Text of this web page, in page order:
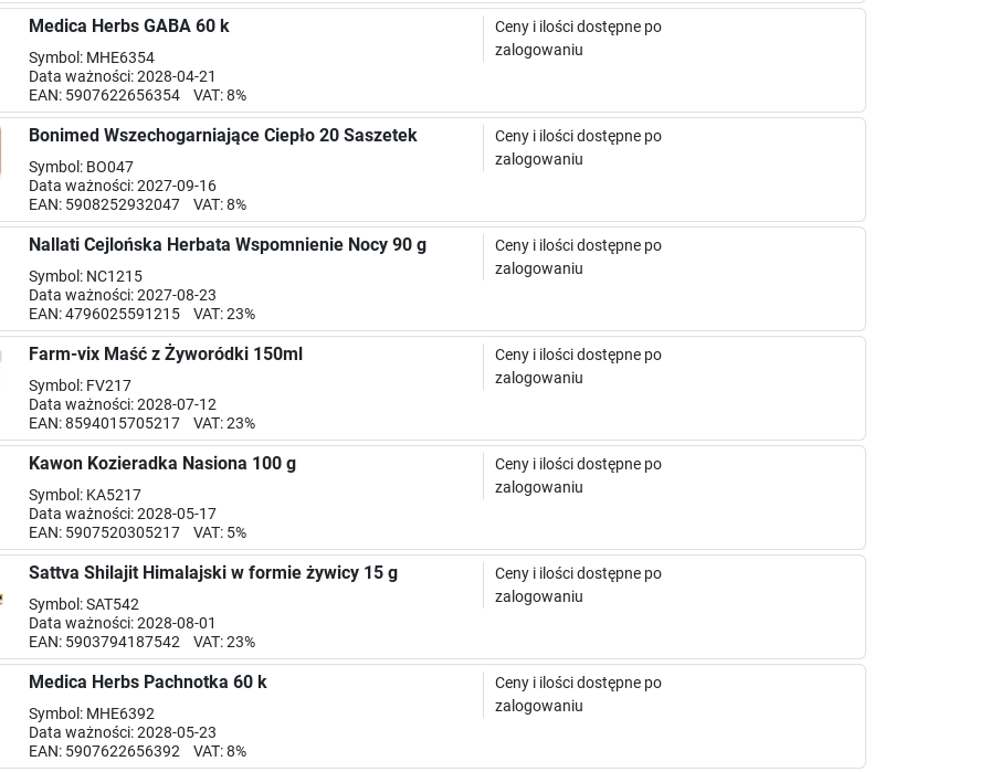
Medica Herbs GABA 60 k
Symbol: MHE6354
Data ważności: 2028-04-21
EAN: 5907622656354 VAT: 8%
Ceny i ilości dostępne po
zalogowaniu
Bonimed Wszechogarniające Ciepło 20 Saszetek
Symbol: BO047
Data ważności: 2027-09-16
EAN: 5908252932047 VAT: 8%
Ceny i ilości dostępne po
zalogowaniu
Nallati Cejlońska Herbata Wspomnienie Nocy 90 g
Symbol: NC1215
Data ważności: 2027-08-23
EAN: 4796025591215 VAT: 23%
Ceny i ilości dostępne po
zalogowaniu
Farm-vix Maść z Żyworódki 150ml
Symbol: FV217
Data ważności: 2028-07-12
EAN: 8594015705217 VAT: 23%
Ceny i ilości dostępne po
zalogowaniu
Kawon Kozieradka Nasiona 100 g
Symbol: KA5217
Data ważności: 2028-05-17
EAN: 5907520305217 VAT: 5%
Ceny i ilości dostępne po
zalogowaniu
Sattva Shilajit Himalajski w formie żywicy 15 g
Symbol: SAT542
Data ważności: 2028-08-01
EAN: 5903794187542 VAT: 23%
Ceny i ilości dostępne po
zalogowaniu
Medica Herbs Pachnotka 60 k
Symbol: MHE6392
Data ważności: 2028-05-23
EAN: 5907622656392 VAT: 8%
Ceny i ilości dostępne po
zalogowaniu